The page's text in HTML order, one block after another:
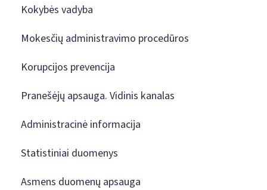
Kokybės vadyba
Mokesčių administravimo procedūros
Korupcijos prevencija
Pranešėjų apsauga. Vidinis kanalas
Administracinė informacija
Statistiniai duomenys
Asmens duomenų apsauga